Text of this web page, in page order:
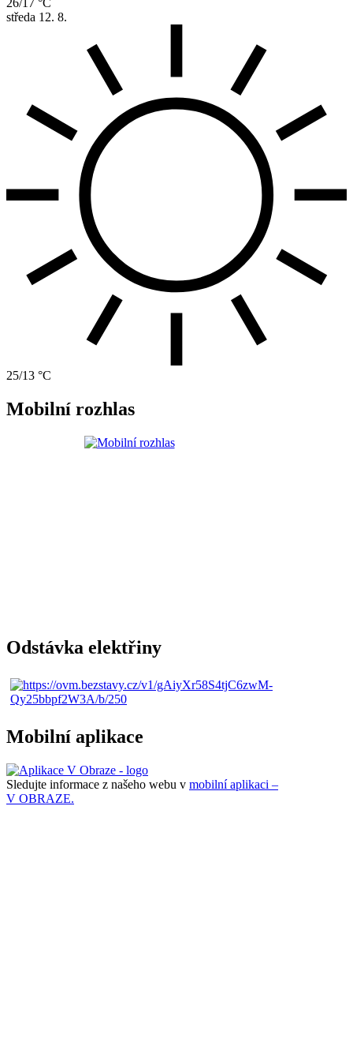
26/17 °C
středa 12. 8.
25/13 °C
Mobilní rozhlas
Odstávka elektřiny
Mobilní aplikace
Sledujte informace z našeho webu v mobilní aplikaci –
V OBRAZE.